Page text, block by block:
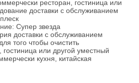
ресторан, гостиница или
доставки с обслуживанием
Супер звезда
доставки с обслуживанием
того чтобы очистить
или другой уместный
кухня, китайская